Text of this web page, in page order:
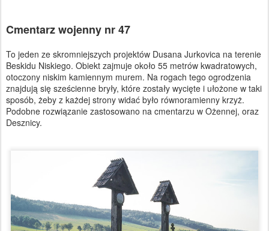
Cmentarz wojenny nr 47
To jeden ze skromniejszych projektów Dusana Jurkovica na terenie
Beskidu Niskiego. Obiekt zajmuje około 55 metrów kwadratowych,
otoczony niskim kamiennym murem. Na rogach tego ogrodzenia
znajdują się sześcienne bryły, które zostały wycięte i ułożone w taki
sposób, żeby z każdej strony widać było równoramienny krzyż.
Podobne rozwiązanie zastosowano na cmentarzu w Ożennej, oraz
Desznicy.